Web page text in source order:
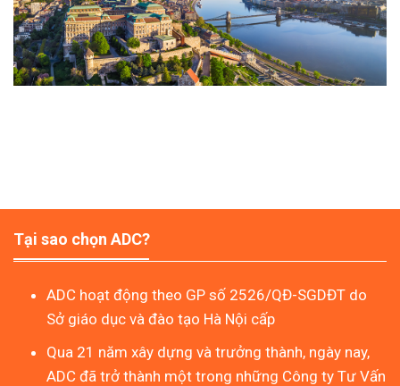
Tại sao chọn ADC?
ADC hoạt động theo GP số 2526/QĐ-SGDĐT do
Sở giáo dục và đào tạo Hà Nội cấp
Qua 21 năm xây dựng và trưởng thành, ngày nay,
ADC đã trở thành một trong những Công ty Tư Vấn